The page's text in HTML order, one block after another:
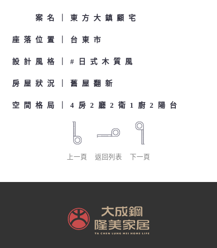
案名 東方大鎮顧宅
座落位置 台東市
設計風格 #日式木質風
房屋狀況 舊屋翻新
空間格局 4房2廳2衛1廚2陽台
上一頁 返回列表 下一頁